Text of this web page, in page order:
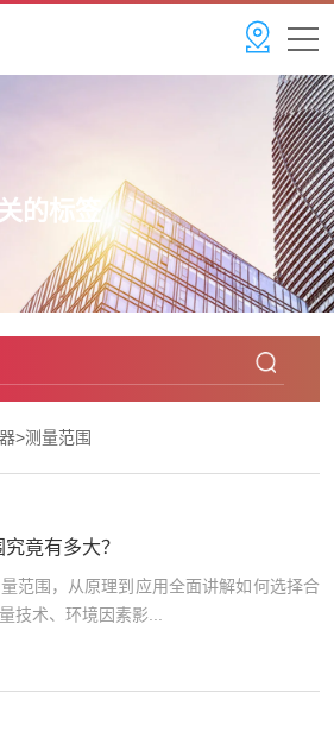
的标签
>测量范围
竟有多大？
范围，从原理到应用全面讲解如何选择合
技术、环境因素影...